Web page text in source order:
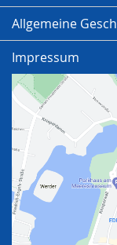
Allgemeine
Impressum